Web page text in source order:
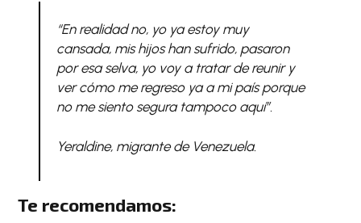
“En realidad no, yo ya estoy muy
cansada, mis hijos han sufrido, pasaron
por esa selva, yo voy a tratar de reunir y
ver cómo me regreso ya a mi país porque
no me siento segura tampoco aquí”.
Yeraldine, migrante de Venezuela.
Te recomendamos: